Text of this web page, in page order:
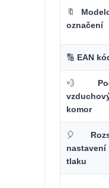
🔖
označení
🔢 EAN
💨
komor
🎈
nastavení
tlaku